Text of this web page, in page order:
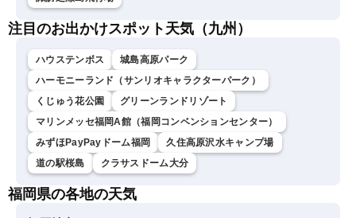
注目のお出かけスポット天気（九州）
ハウステンボス
城島高原パーク
ハーモニーランド（サンリオキャラクターパーク）
くじゅう花公園
グリーンランドリゾート
マリンメッセ福岡A館（福岡コンベンションセンター）
みずほPayPayドーム福岡
久住高原沢水キャンプ場
道の駅桜島
クラサスドーム大分
福岡県の各地の天気